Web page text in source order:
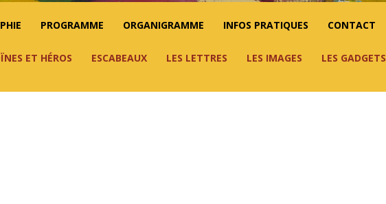
PROGRAMME ORGANIGRAMME INFOS PRATIQUES CONTACT
ET HÉROS ESCABEAUX LES LETTRES LES IMAGES LES GADGETS